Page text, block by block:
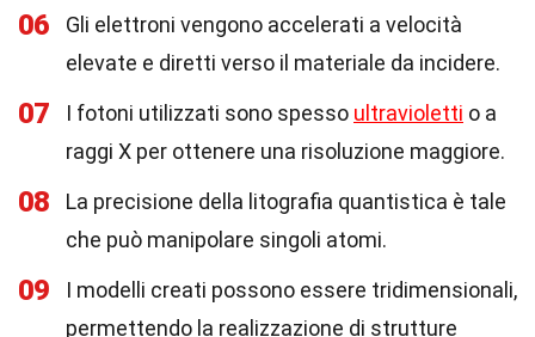
06
Gli elettroni vengono accelerati a velocità
elevate e diretti verso il materiale da incidere.
07 I fotoni utilizzati sono spesso ultravioletti o a
raggi X per ottenere una risoluzione maggiore.
08
La precisione della litografia quantistica è tale
che può manipolare singoli atomi.
09
I modelli creati possono essere tridimensionali,
permettendo la realizzazione di strutture